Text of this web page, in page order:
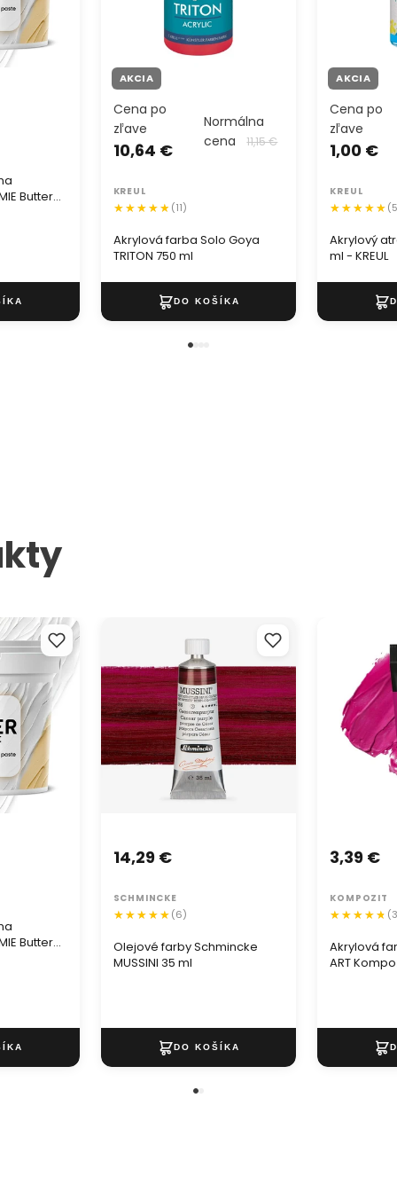
Butter
AKCIA
Akrylová farba Solo Goya
TRITON 750 ml
Cena po
zľave
10,64 €
Normálna
cena
11,15 €
KREUL
(11)
AKCIA
Akrylový
ml - KREUL
Cena po
zľave
1,00 €
KREUL
Butter
Butter
Olejové farby Schmincke
MUSSINI 35 ml
14,29 €
SCHMINCKE
(6)
Kompozit
Akrylová
ART
3,39 €
KOMPOZIT